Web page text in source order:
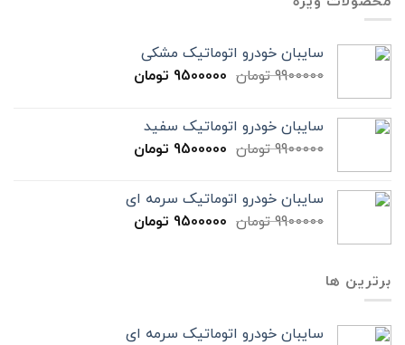
سایبان خودرو اتوماتیک مشکی
9900000 تومان 9500000 تومان
سایبان خودرو اتوماتیک سفید
9900000 تومان 9500000 تومان
سایبان خودرو اتوماتیک سرمه ای
9900000 تومان 9500000 تومان
برترین ها
سایبان خودرو اتوماتیک سرمه ای